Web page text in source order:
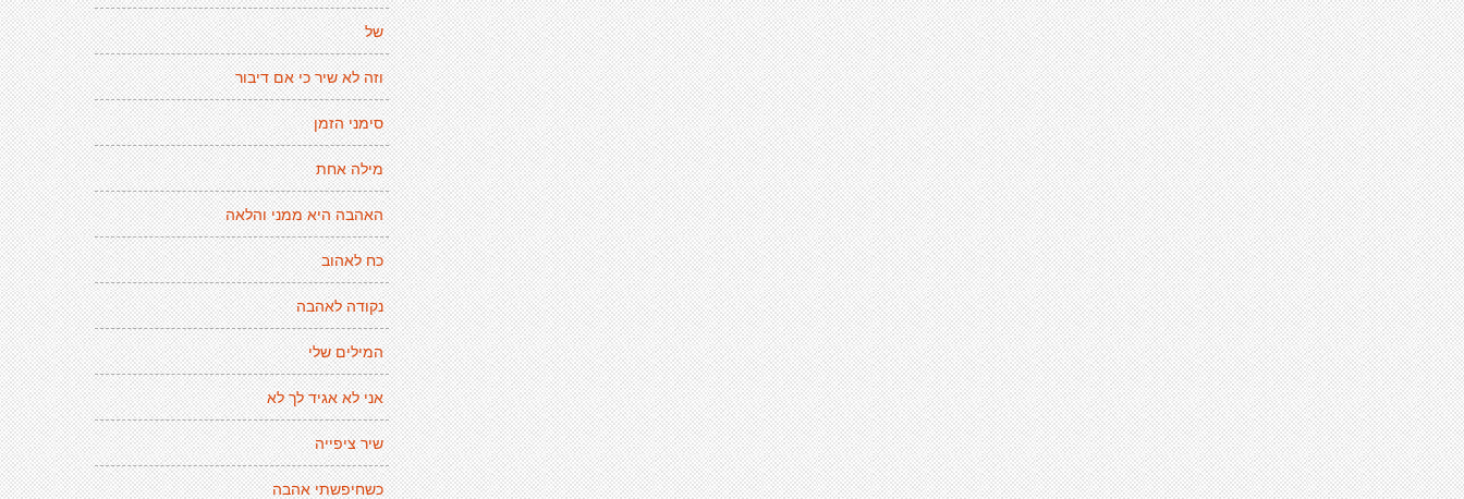
של
וזה לא שיר כי אם דיבור
סימני הזמן
מילה אחת
האהבה היא ממני והלאה
כח לאהוב
נקודה לאהבה
המילים שלי
אני לא אגיד לך לא
שיר ציפייה
כשחיפשתי אהבה